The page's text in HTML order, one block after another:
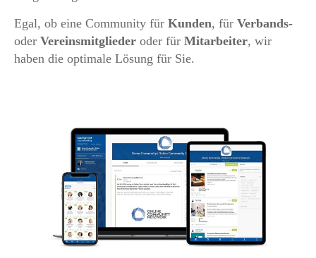
Egal, ob eine Community für Kunden, für Verbands-
oder Vereinsmitglieder oder für Mitarbeiter, wir
haben die optimale Lösung für Sie.